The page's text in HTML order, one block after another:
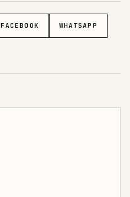
FACEBOOK WHATSAPP